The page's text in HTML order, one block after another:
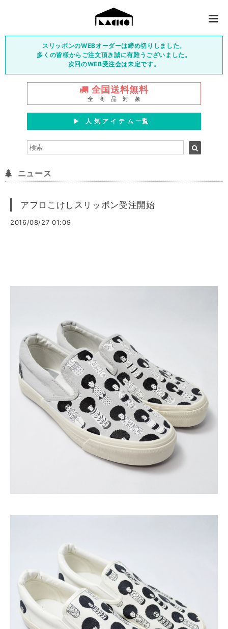
スリッポンのWEBオーダーは締め切りしました。
多くの皆様からご注文頂き誠に有難うございました。
次回のWEB受注会は未定です。
全国送料無料
全 商 品 対 象
▶︎ 人 気 ア イ テ ム 一覧
ニュース
アフロこけしスリッポン受注開始
2016/08/27 01:09